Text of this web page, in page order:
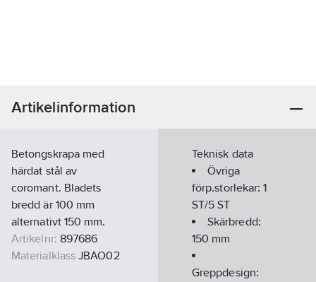
Artikelinformation
Betongskrapa med
härdat stål av
coromant. Bladets
bredd är 100 mm
alternativt 150 mm.
Artikelnr: 897686
Materialklass JBAO02
Teknisk data
Övriga
förp.storlekar:1
ST/5 ST
Skärbredd:
150 mm
Greppdesign: